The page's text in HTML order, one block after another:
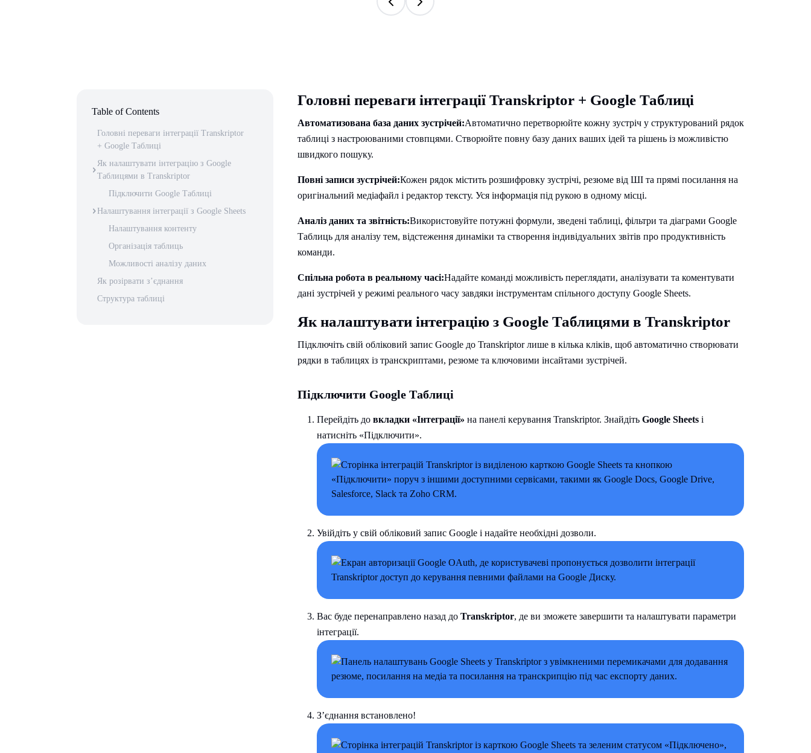
Table of Contents
Головні переваги інтеграції Transkriptor
+ Google Таблиці
Як налаштувати інтеграцію з Google
Таблицями в Transkriptor
Підключити Google Таблиці
Налаштування інтеграції з Google Sheets
Налаштування контенту
Організація таблиць
Можливості аналізу даних
Як розірвати з’єднання
Структура таблиці
Головні переваги інтеграції Transkriptor + Google Таблиці
Автоматизована база даних зустрічей:Автоматично перетворюйте кожну зустріч у структурований рядок
таблиці з настроюваними стовпцями. Створюйте повну базу даних ваших ідей та рішень із можливістю
швидкого пошуку.
Повні записи зустрічей:Кожен рядок містить розшифровку зустрічі, резюме від ШІ та прямі посилання на
оригінальний медіафайл і редактор тексту. Уся інформація під рукою в одному місці.
Аналіз даних та звітність:Використовуйте потужні формули, зведені таблиці, фільтри та діаграми Google
Таблиць для аналізу тем, відстеження динаміки та створення індивідуальних звітів про продуктивність
команди.
Спільна робота в реальному часі:Надайте команді можливість переглядати, аналізувати та коментувати
дані зустрічей у режимі реального часу завдяки інструментам спільного доступу Google Sheets.
Як налаштувати інтеграцію з Google Таблицями в Transkriptor
Підключіть свій обліковий запис Google до Transkriptor лише в кілька кліків, щоб автоматично створювати
рядки в таблицях із транскриптами, резюме та ключовими інсайтами зустрічей.
Підключити Google Таблиці
Перейдіть до вкладки «Інтеграції» на панелі керування Transkriptor. Знайдіть Google Sheets і
натисніть «Підключити».
Увійдіть у свій обліковий запис Google і надайте необхідні дозволи.
Вас буде перенаправлено назад до Transkriptor, де ви зможете завершити та налаштувати параметри
інтеграції.
З’єднання встановлено!